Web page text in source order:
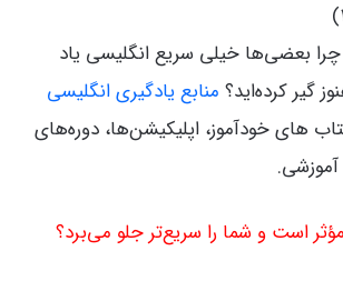
)
چرا بعضی‌ها خیلی سریع انگلیسی یاد
گیر کرده‌اید؟ منابع یادگیری انگلیسی
های خودآموز، اپلیکیشن‌ها، دوره‌های
آموزشی.
است و شما را سریع‌تر جلو می‌برد؟